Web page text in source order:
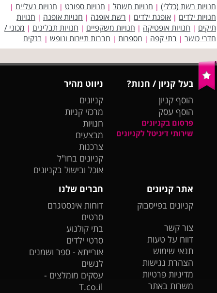
חנויות רשת (כללי) | חנויות חשמל | חנויות ספורט | חנויות נעליים |
חנויות ילדים | אופנת ילדים | רשת אופנה | חנויות אופנה | חנויות
תיקים | חנויות אופטיקה | חנויות משקפיים | חנויות תבלינים | מכוני /
חדרי כושר | בתי קפה | מספרות | חברות תיירות ונופש | בנקים
בעל קניון / חנות?
הוסף קניון
הוסף עסק
פרסום בקניונים
שירותי דיגיטל לקניונים
ניווט מהיר
קניונים
מרכזי קניות
חנויות
מבצעים
צרכנות
קניונים בחו"ל
אוכל ובישול בקניונים
אתר קניונים
קניונים בפייסבוק
צור קשר
דווח על טעות
תנאי שימוש
הצהרת נגישות
מדיניות פרטיות
משרות באתר
חברים שלנו
דוחות אינסטגרם
סרטים
בתי קולנוע
סרטי ילדים
אורייתא - ספר ושמנים
לנשים
עסקים מומלצים -
T.co.il